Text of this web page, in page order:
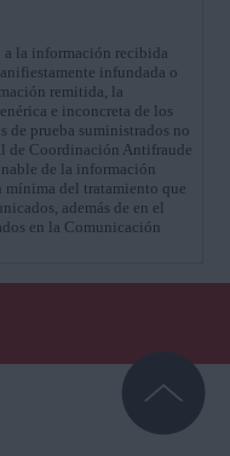
a la información recibida
infundada o
remitida, la
e inconcreta de los
de prueba suministrados no
de Coordinación Antifraude
de la información
del tratamiento que
además de en el
en la Comunicación